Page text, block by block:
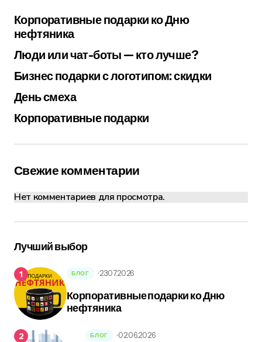
Корпоративные подарки ко Дню
нефтяника
Люди или чат-боты — кто лучше?
Бизнес подарки с логотипом: скидки
День смеха
Корпоративные подарки
Свежие комментарии
Нет комментариев для просмотра.
Лучший выбор
Корпоративные подарки ко Дню
нефтяника
БЛОГ 23.07.2026
БЛОГ 02.06.2026